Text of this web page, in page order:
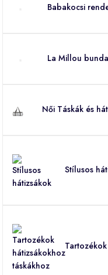
Babakocsi
La Millou
Női Táskák és
Stílusos